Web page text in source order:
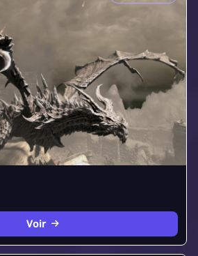
Voir